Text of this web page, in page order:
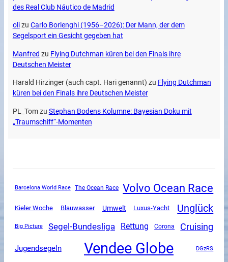
des Real Club Náutico de Madrid
olizu Carlo Borlenghi (1956–2026): Der Mann, der dem
Segelsport ein Gesicht gegeben hat
Manfred zu Flying Dutchman küren bei den Finals ihre
Deutschen Meister
Harald Hirzinger (auch capt. Hari genannt) zu Flying Dutchman
küren bei den Finals ihre Deutschen Meister
PL_Tomzu Stephan Bodens Kolumne: Bayesian Doku mit
„Traumschiff“-Momenten
Barcelona World Race The Ocean Race Volvo Ocean Race
Kieler Woche Blauwasser Umwelt Luxus-Yacht Unglück
Big Picture Segel-Bundesliga Rettung Corona Cruising
Jugendsegeln Vendee Globe DGzRS